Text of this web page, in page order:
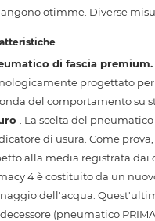
otimme. Diverse
di fascia premium.
progettato per
del comportamento su
. La scelta del pneumatico
di usura. Come
alla media registrata dai
4 è costituito da un
dell'acqua.
(pneumatico